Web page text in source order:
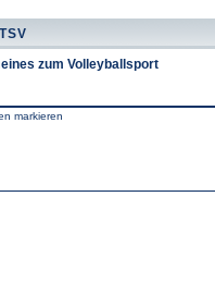
zum Volleyballsport
markieren